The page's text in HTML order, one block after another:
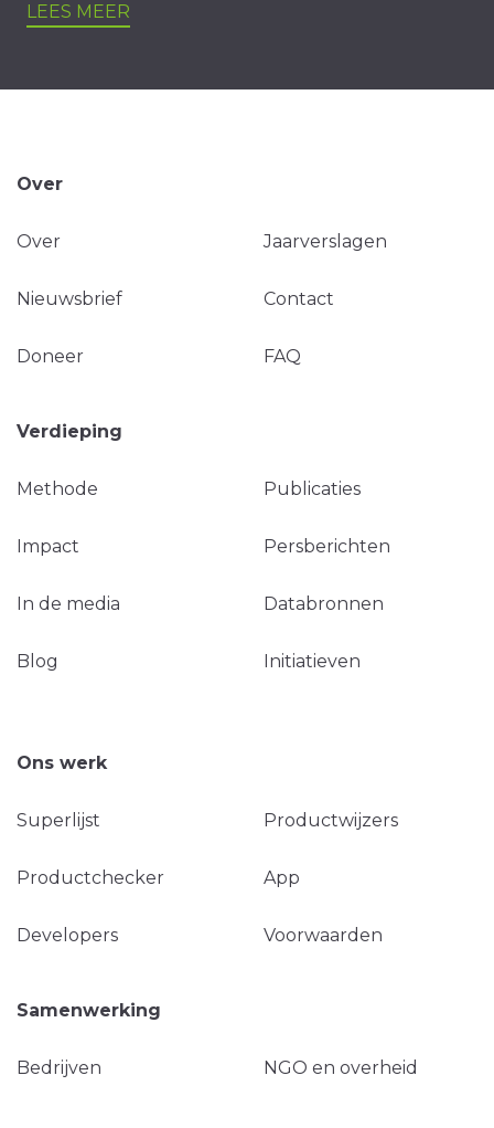
LEES MEER
Over
Over Jaarverslagen
Nieuwsbrief Contact
Doneer FAQ
Verdieping
Methode Publicaties
Impact Persberichten
In de media Databronnen
Blog Initiatieven
Ons werk
Superlijst Productwijzers
Productchecker App
Developers Voorwaarden
Samenwerking
Bedrijven NGO en overheid